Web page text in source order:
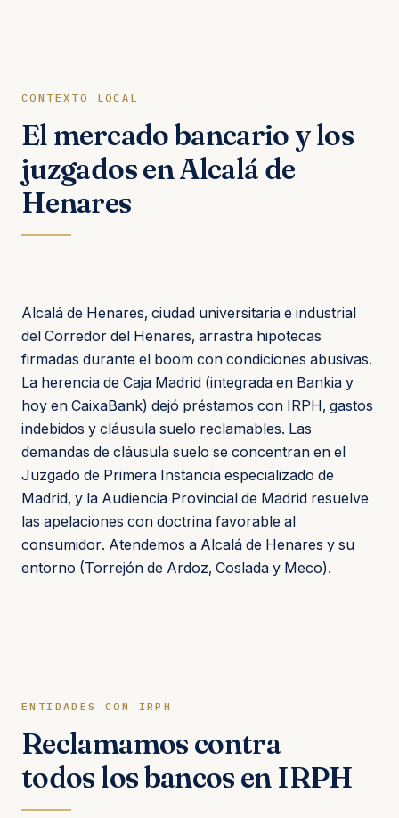
CONTEXTO LOCAL
El mercado bancario y los
juzgados en Alcalá de
Henares
Alcalá de Henares, ciudad universitaria e industrial
del Corredor del Henares, arrastra hipotecas
firmadas durante el boom con condiciones abusivas.
La herencia de Caja Madrid (integrada en Bankia y
hoy en CaixaBank) dejó préstamos con IRPH, gastos
indebidos y cláusula suelo reclamables. Las
demandas de cláusula suelo se concentran en el
Juzgado de Primera Instancia especializado de
Madrid, y la Audiencia Provincial de Madrid resuelve
las apelaciones con doctrina favorable al
consumidor. Atendemos a Alcalá de Henares y su
entorno (Torrejón de Ardoz, Coslada y Meco).
ENTIDADES CON IRPH
Reclamamos contra
todos los bancos en IRPH